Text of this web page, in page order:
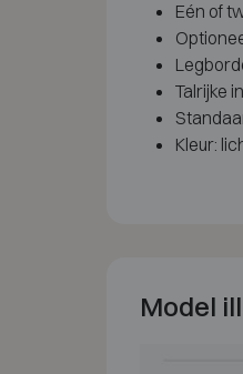
Eén of
Talrijke
Kleur:
Model